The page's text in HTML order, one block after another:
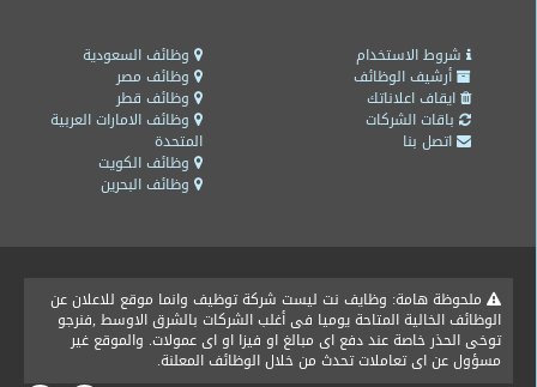
وظائف السعودية
وظائف مصر
وظائف قطر
وظائف الامارات العربية
المتحدة
وظائف الكويت
وظائف البحرين
شروط الاستخدام
أرشيف الوظائف
ايقاف اعلاناتك
باقات الشركات
اتصل بنا
ملحوظة هامة: وظايف نت ليست شركة توظيف وانما موقع للاعلان عن
الوظائف الخالية المتاحة يوميا فى أغلب الشركات بالشرق الاوسط ,فنرجو
توخى الحذر خاصة عند دفع اى مبالغ او فيزا او اى عمولات. والموقع غير
مسؤول عن اى تعاملات تحدث من خلال الوظائف المعلنة.